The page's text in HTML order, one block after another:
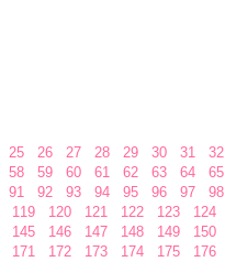
25 26 27 28 29 30 31 32
58 59 60 61 62 63 64 65
91 92 93 94 95 96 97 98
119 120 121 122 123 124
145 146 147 148 149 150
171 172 173 174 175 176